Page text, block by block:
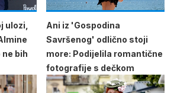
ulozi,
bih
Ani iz 'Gospodina
Savršenog' odlično stoji
more: Podijelila romantične
fotografije s dečkom